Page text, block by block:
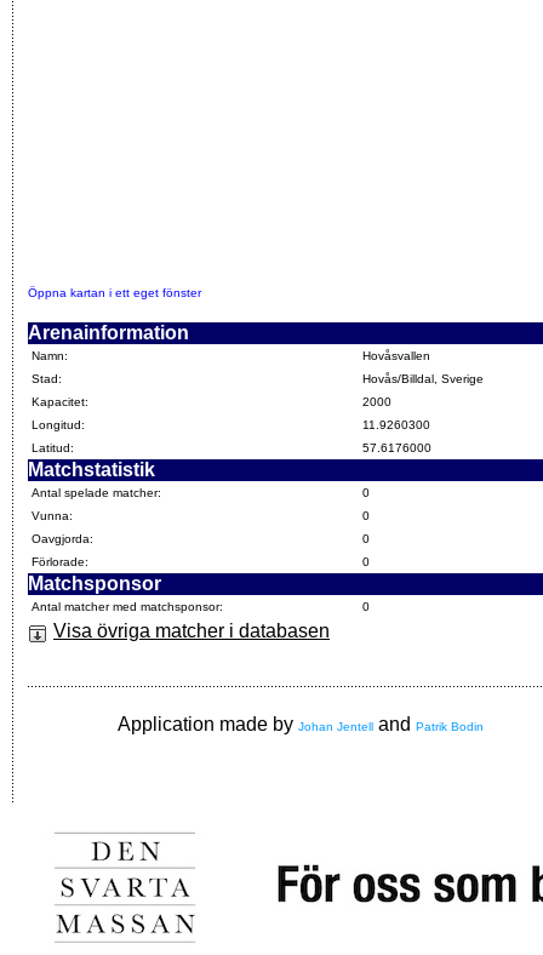
Öppna kartan i ett eget fönster
Arenainformation
Namn:
Hovåsvallen
Stad:
Hovås/Billdal, Sverige
Kapacitet:
2000
Longitud:
11.9260300
Latitud:
57.6176000
Matchstatistik
Antal spelade matcher:
0
Vunna:
0
Oavgjorda:
0
Förlorade:
0
Matchsponsor
Antal matcher med matchsponsor: 0
Visa övriga matcher i databasen
Application made by Johan Jentell and Patrik Bodin